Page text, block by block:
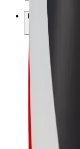
Proizvodi
Vožnje
Romobili
Bolt Market
Bolt Food
Bolt Drive
Bolt for
Električni